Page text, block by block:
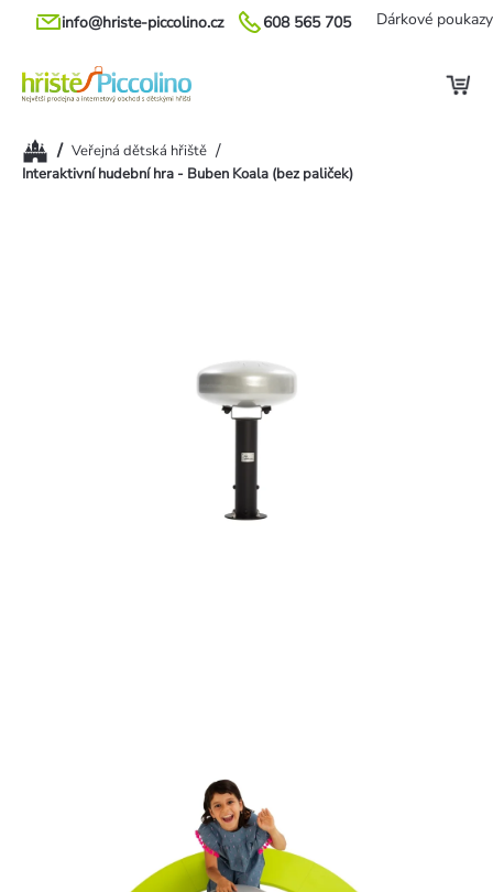
Přejít
608 565 705
info@hriste-piccolino.cz Dárkové poukazy
Domů/ Veřejná dětská hřiště /
Interaktivní hudební hra - Buben Koala (bez paliček)